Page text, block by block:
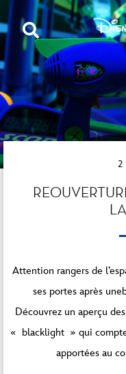
Attention rangers de
ses portes après
Découvrez un aperçu
« blacklight » qui
apportées au